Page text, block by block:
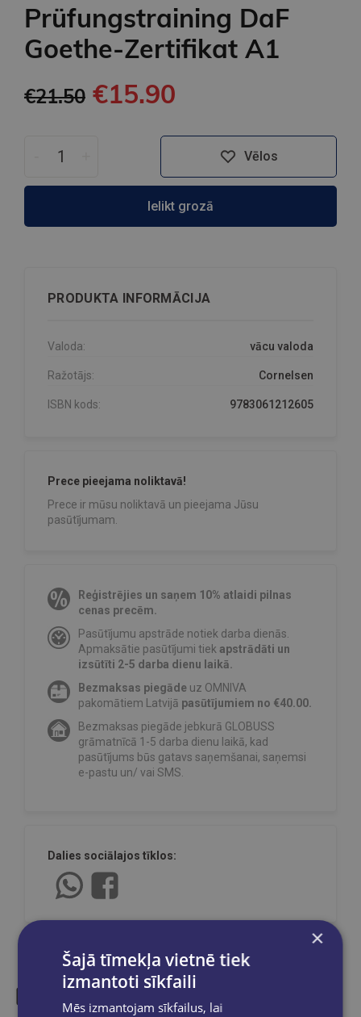
Prüfungstraining DaF
Goethe-Zertifikat A1
€21.50 €15.90
Vēlos
Ielikt grozā
PRODUKTA INFORMĀCIJA
Valoda: vācu valoda
Ražotājs: Cornelsen
ISBN kods: 9783061212605
Prece pieejama noliktavā!
Prece ir mūsu noliktavā un pieejama Jūsu
pasūtījumam.
Reģistrējies un saņem 10% atlaidi pilnas
cenas precēm.
Pasūtījumu apstrāde notiek darba dienās.
Apmaksātie pasūtījumi tiek apstrādāti un
izsūtīti 2-5 darba dienu laikā.
Bezmaksas piegāde uz OMNIVA
pakomātiem Latvijā pasūtījumiem no €40.00.
Bezmaksas piegāde jebkurā GLOBUSS
grāmatnīcā 1-5 darba dienu laikā, kad
pasūtījums būs gatavs saņemšanai, saņemsi
e-pastu un/ vai SMS.
Dalies sociālajos tīklos:
×
Šajā tīmekļa vietnē tiek
izmantoti sīkfaili
Mēs izmantojam sīkfailus, lai